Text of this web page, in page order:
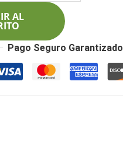
$2.155.900.
AL
Pago Seguro Garantizado